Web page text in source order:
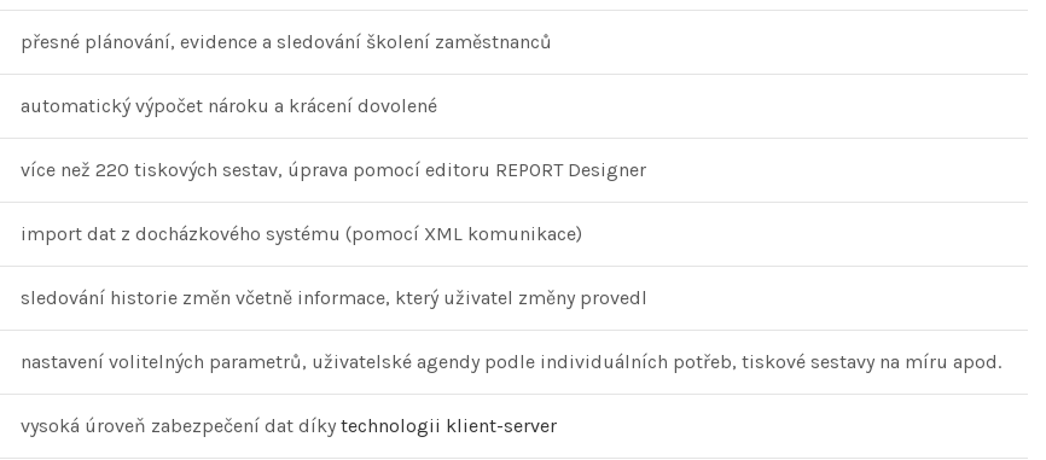
přesné plánování, evidence a sledování školení zaměstnanců
automatický výpočet nároku a krácení dovolené
více než 220 tiskových sestav, úprava pomocí editoru REPORT Designer
import dat z docházkového systému (pomocí XML komunikace)
sledování historie změn včetně informace, který uživatel změny provedl
nastavení volitelných parametrů, uživatelské agendy podle individuálních potřeb, tiskové sestavy na míru apod.
vysoká úroveň zabezpečení dat díky technologii klient-server